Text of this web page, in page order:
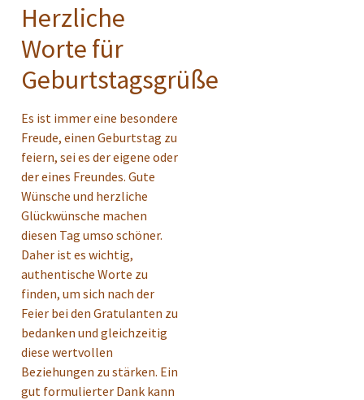
Herzliche
Worte für
Geburtstagsgrüße
Es ist immer eine besondere
Freude, einen Geburtstag zu
feiern, sei es der eigene oder
der eines Freundes. Gute
Wünsche und herzliche
Glückwünsche machen
diesen Tag umso schöner.
Daher ist es wichtig,
authentische Worte zu
finden, um sich nach der
Feier bei den Gratulanten zu
bedanken und gleichzeitig
diese wertvollen
Beziehungen zu stärken. Ein
gut formulierter Dank kann